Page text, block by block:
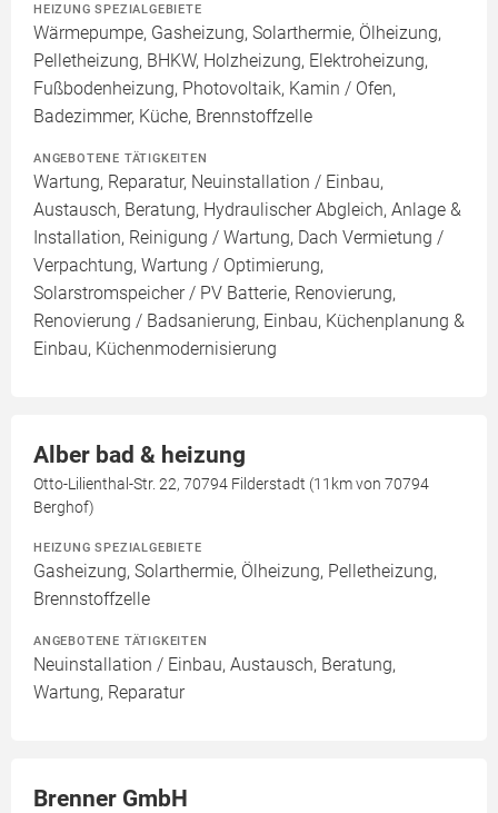
HEIZUNG SPEZIALGEBIETE
Wärmepumpe, Gasheizung, Solarthermie, Ölheizung,
Pelletheizung, BHKW, Holzheizung, Elektroheizung,
Fußbodenheizung, Photovoltaik, Kamin / Ofen,
Badezimmer, Küche, Brennstoffzelle
ANGEBOTENE TÄTIGKEITEN
Wartung, Reparatur, Neuinstallation / Einbau,
Austausch, Beratung, Hydraulischer Abgleich, Anlage &
Installation, Reinigung / Wartung, Dach Vermietung /
Verpachtung, Wartung / Optimierung,
Solarstromspeicher / PV Batterie, Renovierung,
Renovierung / Badsanierung, Einbau, Küchenplanung &
Einbau, Küchenmodernisierung
Alber bad & heizung
Otto-Lilienthal-Str. 22, 70794 Filderstadt (11km von 70794
Berghof)
HEIZUNG SPEZIALGEBIETE
Gasheizung, Solarthermie, Ölheizung, Pelletheizung,
Brennstoffzelle
ANGEBOTENE TÄTIGKEITEN
Neuinstallation / Einbau, Austausch, Beratung,
Wartung, Reparatur
Brenner GmbH